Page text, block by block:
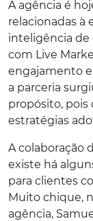
A agência é
relacionadas à
inteligência de
com Live
engajamento
a parceria
propósito, pois
estratégias
A colaboração
existe há
para clientes
Muito chique,
agência,